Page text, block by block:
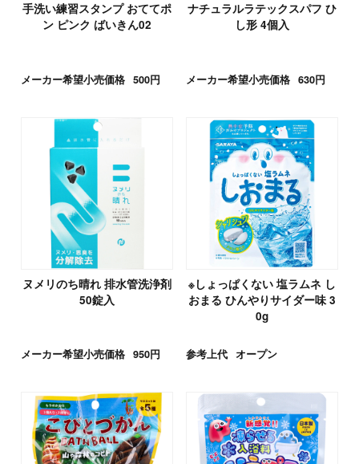
手洗い練習スタンプ おててポ
ン ピンク ばいきん02
メーカー希望小売価格 500円
ナチュラルラテックスパフ ひ
し形 4個入
メーカー希望小売価格 630円
ヌメリのち晴れ 排水管洗浄剤
50錠入
メーカー希望小売価格 950円
※しょっぱくない 塩ラムネ し
おまる ひんやりサイダー味 3
0g
参考上代 オープン